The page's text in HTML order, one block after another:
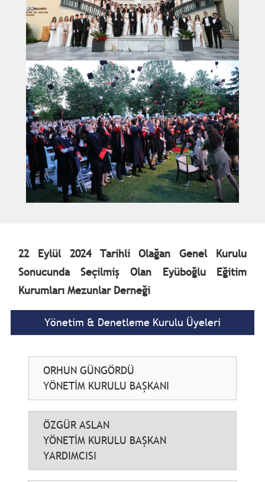
22 Eylül 2024 Tarihli Olağan Genel Kurulu
Sonucunda Seçilmiş Olan Eyüboğlu Eğitim
Kurumları Mezunlar Derneği
Yönetim & Denetleme Kurulu Üyeleri
ORHUN GÜNGÖRDÜ
YÖNETİM KURULU BAŞKANI
ÖZGÜR ASLAN
YÖNETİM KURULU BAŞKAN
YARDIMCISI